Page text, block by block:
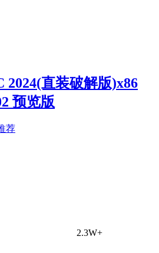
2024(直装破解版)x86
预览版
荐
2.3W+